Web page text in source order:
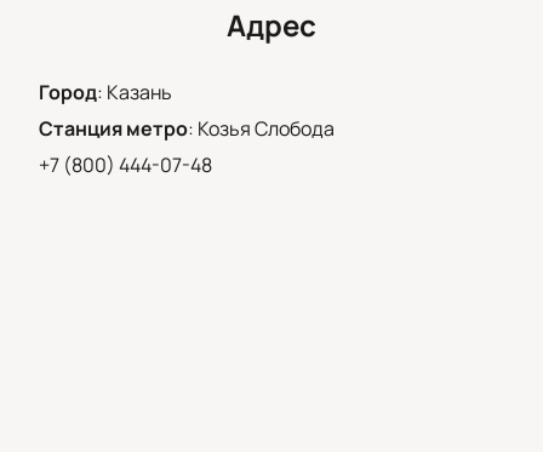
Адрес
Город: Казань
Станция метро: Козья Слобода
+7 (800) 444-07-48